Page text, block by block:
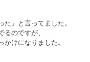
』と言ってました。
のですが、
けになりました。